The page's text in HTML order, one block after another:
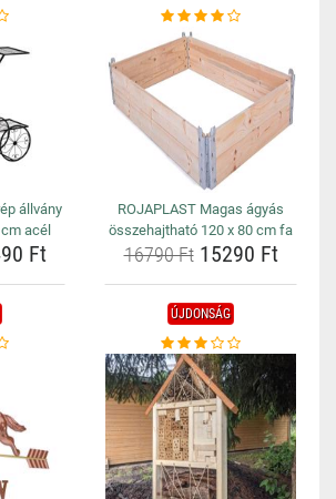
állvány
acél
Ft
ROJAPLAST Magas ágyás
összehajtható 120 x 80 cm fa
16790 Ft15290 Ft
ÚJDONSÁG